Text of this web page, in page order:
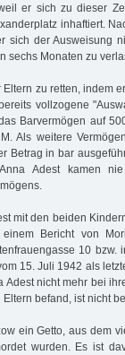
er sich zu dieser
inhaftiert.
sich der Ausweisung
sechs Monaten zu
zu retten, indem
vollzogene
Barvermögen auf
Als weitere
Betrag in bar
Adest kamen
mit den beiden
Bericht von
10 bzw.
15. Juli 1942 als
Adest nicht mehr bei
befand, ist nicht
ein Getto, aus dem
wurden. Es ist